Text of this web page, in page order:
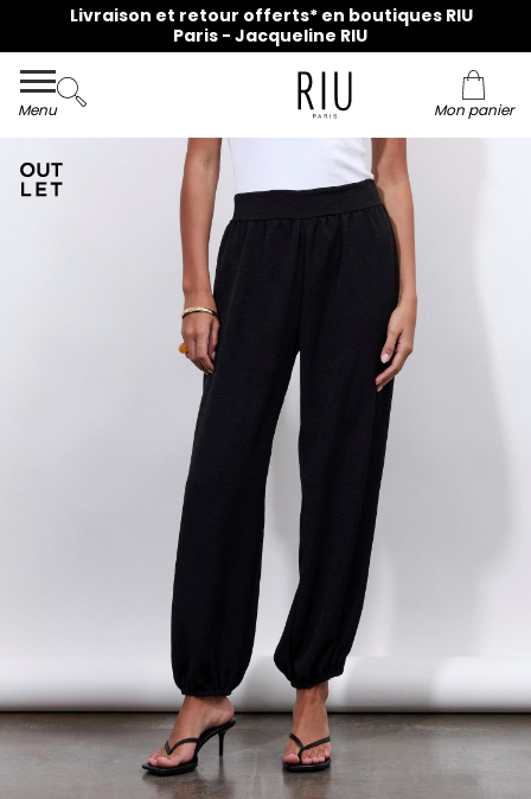
Livraison et retour offerts* en boutiques RIU
Paris - Jacqueline RIU
Menu Mon panier